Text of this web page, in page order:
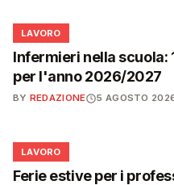
💼
LAVORO
Infermieri nella scuola:
per l'anno 2026/2027
BY REDAZIONE 5 AGOSTO
💼
LAVORO
Ferie estive per i